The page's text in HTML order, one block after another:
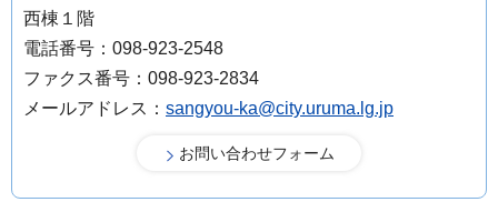
西棟１階
電話番号：098-923-2548
ファクス番号：098-923-2834
メールアドレス： sangyou-ka@city.uruma.lg.jp